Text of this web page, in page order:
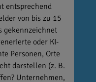
entsprechend
von bis zu 15
gekennzeichnet
oder KI-
Personen, Orte
darstellen (z. B.
Unternehmen,